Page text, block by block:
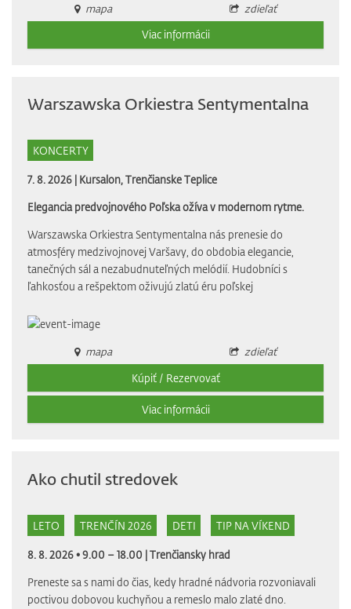
mapa
zdieľať
Viac informácii
Warszawska Orkiestra Sentymentalna
KONCERTY
7. 8. 2026 | Kursalon, Trenčianske Teplice
Elegancia predvojnového Poľska ožíva v modernom rytme.
Warszawska Orkiestra Sentymentalna nás prenesie do
atmosféry medzivojnovej Varšavy, do obdobia elegancie,
tanečných sál a nezabudnuteľných melódií. Hudobníci s
ľahkosťou a rešpektom oživujú zlatú éru poľskej
mapa
zdieľať
Kúpiť / Rezervovať
Viac informácii
Ako chutil stredovek
LETO TRENČÍN 2026 DETI TIP NA VÍKEND
8. 8. 2026 • 9.00 – 18.00 |Trenčiansky hrad
Preneste sa s nami do čias, kedy hradné nádvoria rozvoniavali
poctivou dobovou kuchyňou a remeslo malo zlaté dno.